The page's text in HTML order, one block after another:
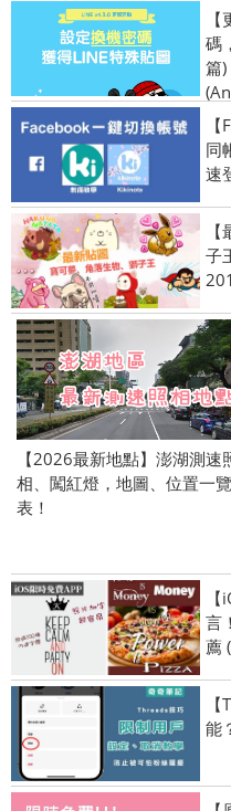
碼
篇)
同
速
子
【2026最新地點】澎湖測速
相、闖紅燈，地圖、位置一覽
表！
言
薦
能